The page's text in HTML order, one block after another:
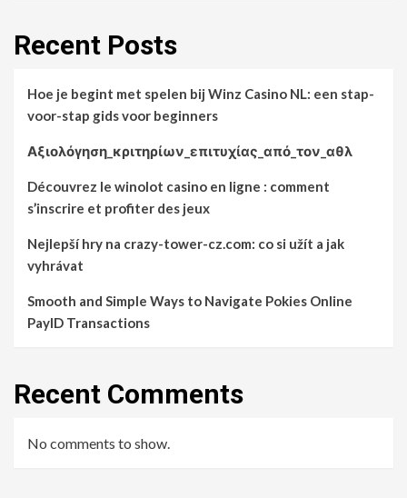
Recent Posts
Hoe je begint met spelen bij Winz Casino NL: een stap-
voor-stap gids voor beginners
Αξιολόγηση_κριτηρίων_επιτυχίας_από_τον_αθλ
Découvrez le winolot casino en ligne : comment
s’inscrire et profiter des jeux
Nejlepší hry na crazy-tower-cz.com: co si užít a jak
vyhrávat
Smooth and Simple Ways to Navigate Pokies Online
PayID Transactions
Recent Comments
No comments to show.